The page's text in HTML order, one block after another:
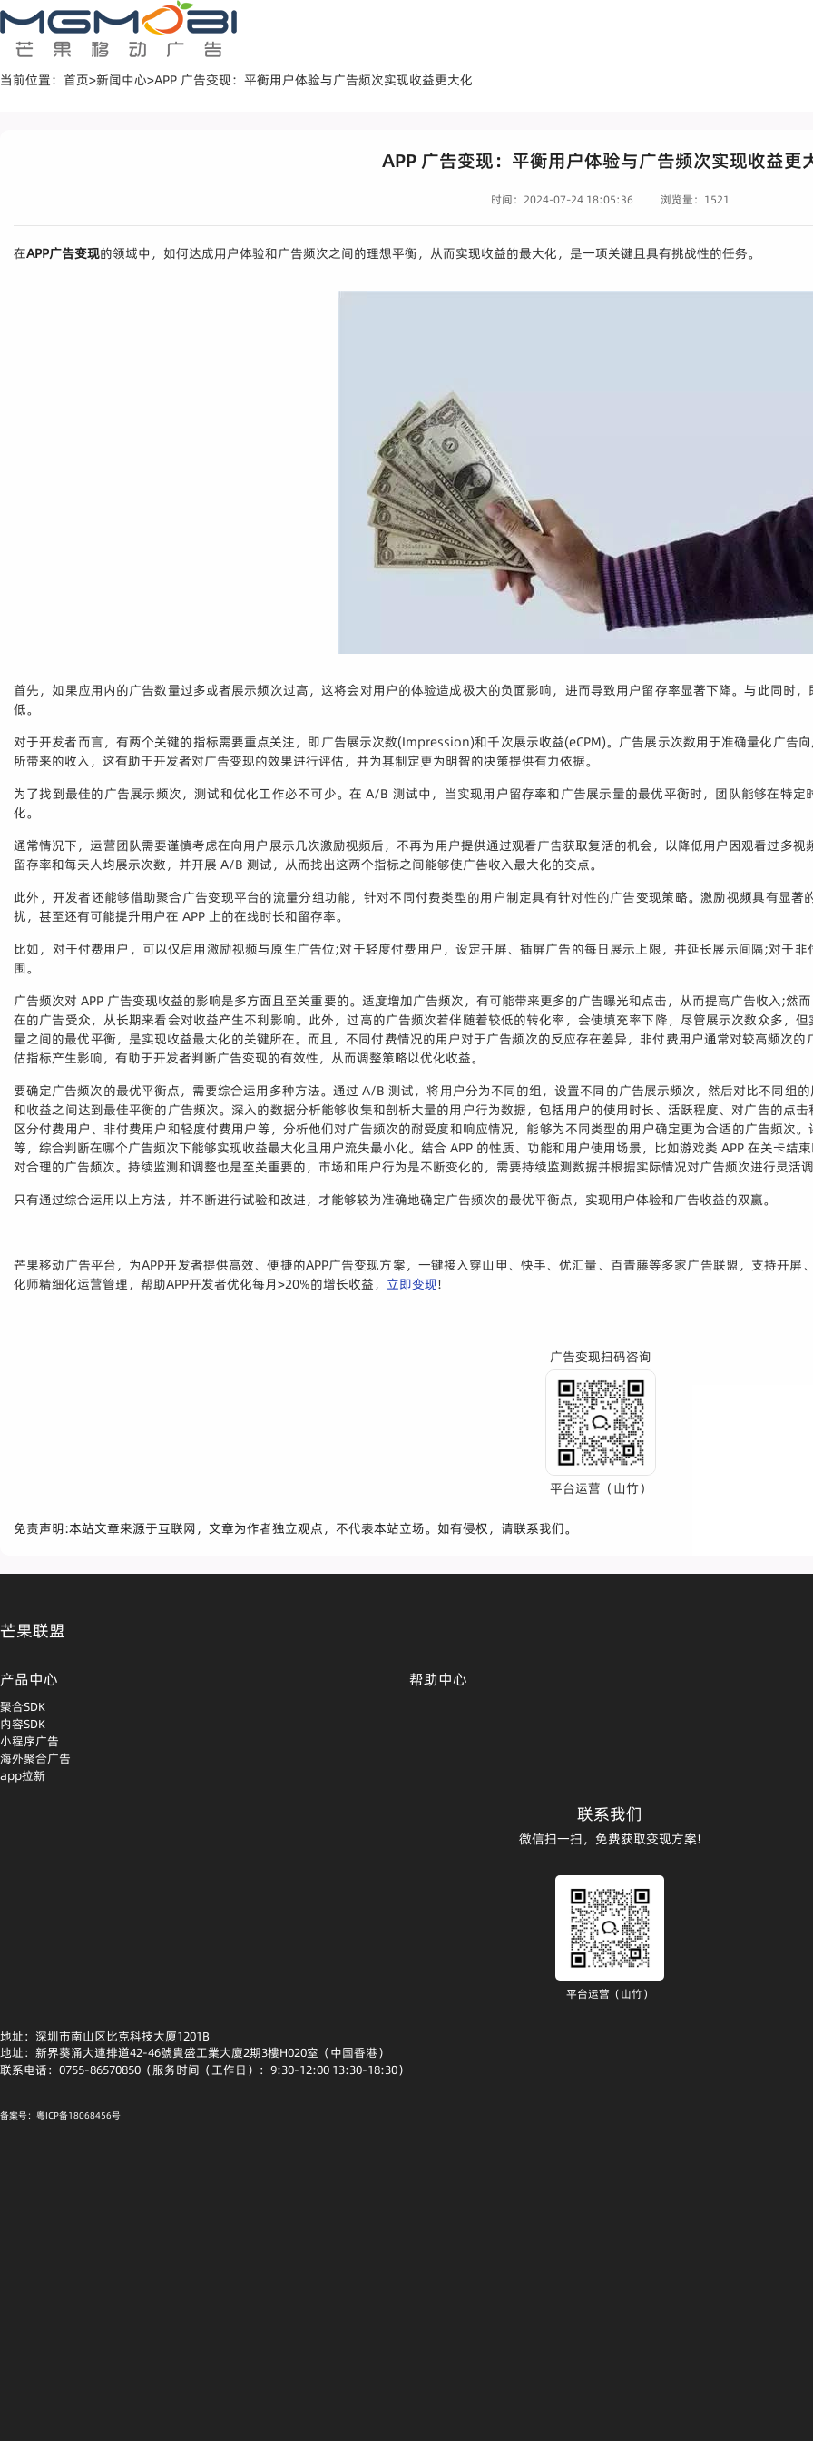
当前位置： 首页>新闻中心>APP 广告变现：平衡用户体验与广告频次实现收益更大化
APP 广告变现：平衡用户体验与广告频次实现收益更
时间：2024-07-24 18:05:36 浏览量：1521
在APP广告变现的领域中，如何达成用户体验和广告频次之间的理想平衡，从而实现收益的最大化，是一项关键且具有挑战性的任务。
首先，如果应用内的广告数量过多或者展示频次过高，这将会对用户的体验造成极大的负面影响，进而导致用户留存率显著下降。与此同时
低。
对于开发者而言，有两个关键的指标需要重点关注，即广告展示次数(Impression)和千次展示收益(eCPM)。广告展示次数用于准确量化广告
所带来的收入，这有助于开发者对广告变现的效果进行评估，并为其制定更为明智的决策提供有力依据。
为了找到最佳的广告展示频次，测试和优化工作必不可少。在 A/B 测试中，当实现用户留存率和广告展示量的最优平衡时，团队能够在特
化。
通常情况下，运营团队需要谨慎考虑在向用户展示几次激励视频后，不再为用户提供通过观看广告获取复活的机会，以降低用户因观看过多
留存率和每天人均展示次数，并开展 A/B 测试，从而找出这两个指标之间能够使广告收入最大化的交点。
此外，开发者还能够借助聚合广告变现平台的流量分组功能，针对不同付费类型的用户制定具有针对性的广告变现策略。激励视频具有显
扰，甚至还有可能提升用户在 APP 上的在线时长和留存率。
比如，对于付费用户，可以仅启用激励视频与原生广告位;对于轻度付费用户，设定开屏、插屏广告的每日展示上限，并延长展示间隔;对于
围。
广告频次对 APP 广告变现收益的影响是多方面且至关重要的。适度增加广告频次，有可能带来更多的广告曝光和点击，从而提高广告收入;然
在的广告受众，从长期来看会对收益产生不利影响。此外，过高的广告频次若伴随着较低的转化率，会使填充率下降，尽管展示次数众多，
量之间的最优平衡，是实现收益最大化的关键所在。而且，不同付费情况的用户对于广告频次的反应存在差异，非付费用户通常对较高频次
估指标产生影响，有助于开发者判断广告变现的有效性，从而调整策略以优化收益。
要确定广告频次的最优平衡点，需要综合运用多种方法。通过 A/B 测试，将用户分为不同的组，设置不同的广告展示频次，然后对比不同组
和收益之间达到最佳平衡的广告频次。深入的数据分析能够收集和剖析大量的用户行为数据，包括用户的使用时长、活跃程度、对广告的点
区分付费用户、非付费用户和轻度付费用户等，分析他们对广告频次的耐受度和响应情况，能够为不同类型的用户确定更为合适的广告频次
等，综合判断在哪个广告频次下能够实现收益最大化且用户流失最小化。结合 APP 的性质、功能和用户使用场景，比如游戏类 APP 在关卡
对合理的广告频次。持续监测和调整也是至关重要的，市场和用户行为是不断变化的，需要持续监测数据并根据实际情况对广告频次进行灵活
只有通过综合运用以上方法，并不断进行试验和改进，才能够较为准确地确定广告频次的最优平衡点，实现用户体验和广告收益的双赢。
芒果移动广告平台，为APP开发者提供高效、便捷的APP广告变现方案，一键接入穿山甲、快手、优汇量、百青藤等多家广告联盟，支持开
化师精细化运营管理，帮助APP开发者优化每月>20%的增长收益， 立即变现!
广告变现扫码咨询
平台运营（山竹）
免责声明:本站文章来源于互联网，文章为作者独立观点，不代表本站立场。如有侵权，请联系我们。
芒果联盟
产品中心
聚合SDK
内容SDK
小程序广告
海外聚合广告
app拉新
帮助中心
联系我们
微信扫一扫，免费获取变现方案!
平台运营（山竹）
地址：深圳市南山区比克科技大厦1201B
地址：新界葵涌大連排道42-46號貴盛工業大廈2期3樓H020室（中国香港）
联系电话：0755-86570850（服务时间（工作日）：9:30-12:00 13:30-18:30）
备案号：粤ICP备18068456号